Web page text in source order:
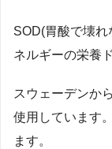
SOD(胃酸で壊
ネルギーの栄養
スウェーデンか
使用しています
ます。